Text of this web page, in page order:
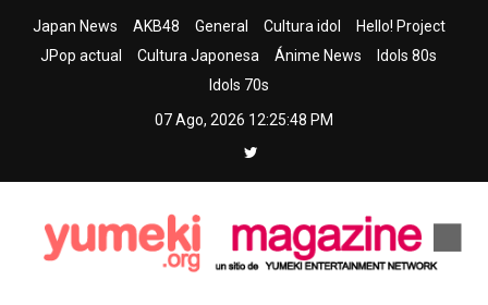
Japan News AKB48 General Cultura idol
Hello! Project
JPop actual
Cultura Japonesa Ánime News
Idols 80s
Idols 70s
07 Ago, 2026 12:25:49 PM